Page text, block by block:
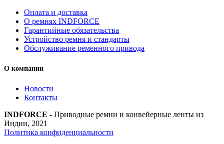
Оплата и доставка
О ремнях INDFORCE
Гарантийные обязательства
Устройство ремня и стандарты
Обслуживание ременного привода
О компании
Новости
Контакты
INDFORCE - Приводные ремни и конвейерные ленты из
Индии, 2021
Политика конфиденциальности